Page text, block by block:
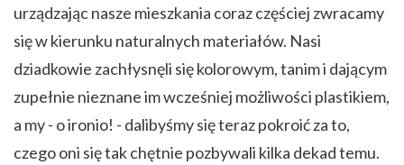
urządzając nasze mieszkania coraz częściej zwracamy
się w kierunku naturalnych materiałów. Nasi
dziadkowie zachłysnęli się kolorowym, tanim i dającym
zupełnie nieznane im wcześniej możliwości plastikiem,
a my - o ironio! - dalibyśmy się teraz pokroić za to,
czego oni się tak chętnie pozbywali kilka dekad temu.